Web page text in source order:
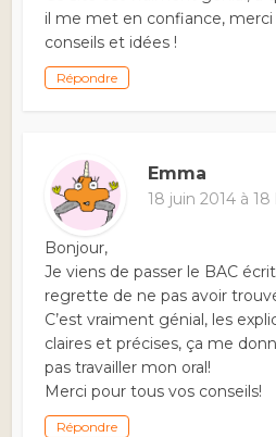
il me met en confiance,
conseils et idées !
Répondre
Emma
18 juin 2014 à
Bonjour,
Je viens de passer le BAC
regrette de ne pas avoir
C’est vraiment génial, les
claires et précises, ça me
pas travailler mon oral!
Merci pour tous vos conseils!
Répondre